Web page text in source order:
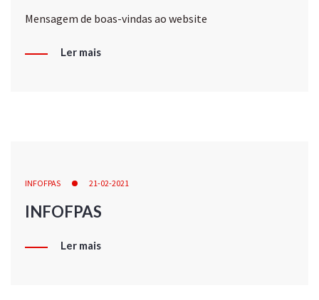
Mensagem de boas-vindas ao website
Ler mais
INFOFPAS 21-02-2021
INFOFPAS
Ler mais